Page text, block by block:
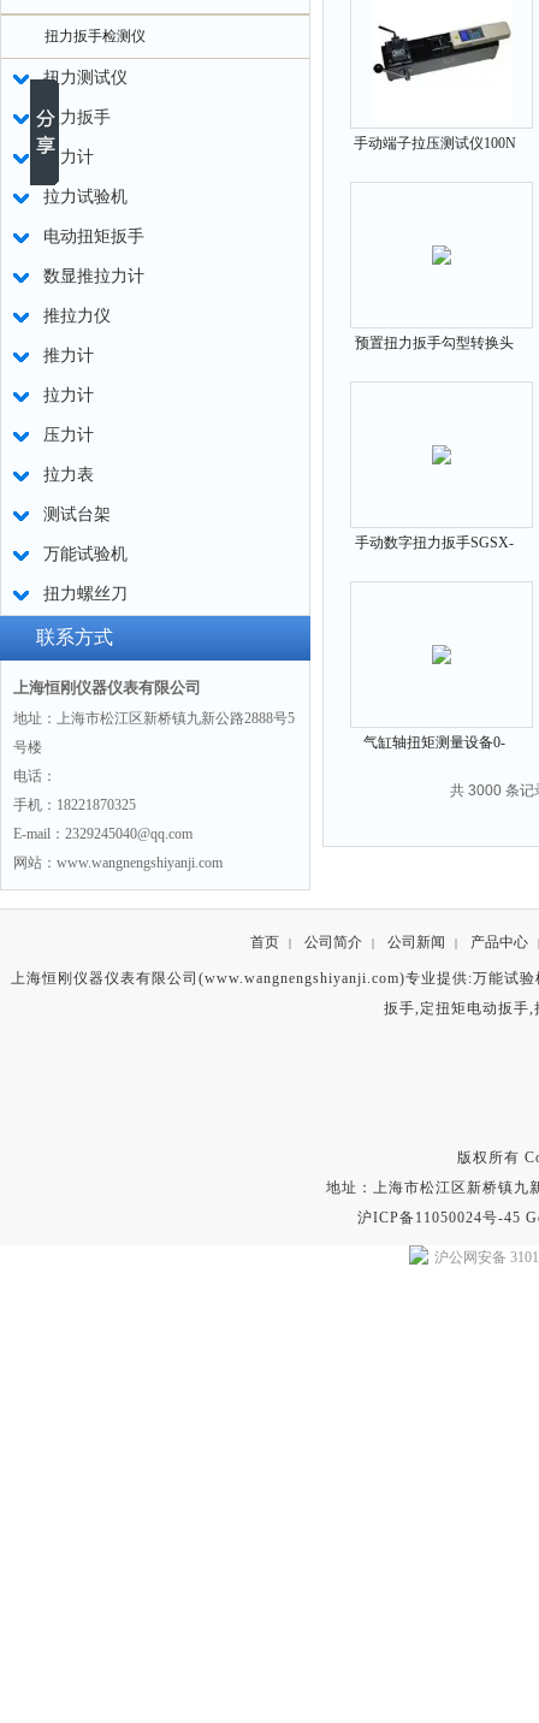
扭力扳手检测仪
扭力测试仪
扭力扳手
测力计
拉力试验机
电动扭矩扳手
数显推拉力计
推拉力仪
推力计
拉力计
压力计
拉力表
测试台架
万能试验机
扭力螺丝刀
联系方式
上海恒刚仪器仪表有限公司
地址：上海市松江区新桥镇九新公路2888号5
号楼
电话：
手机：18221870325
E-mail：2329245040@qq.com
网站：www.wangnengshiyanji.com
手动端子拉压测试仪100N
预置扭力扳手勾型转换头
手动数字扭力扳手SGSX-
气缸轴扭矩测量设备0-
共 3000 条
首页 | 公司简介 | 公司新闻 | 产品中心 |
上海恒刚仪器仪表有限公司(www.wangnengshiyanji.com)专业提供:万能试验
扳手, 定扭矩电动扳手,
版权所有
地址：上海市松江区新桥镇九
沪ICP备11050024号-45
沪公网安备